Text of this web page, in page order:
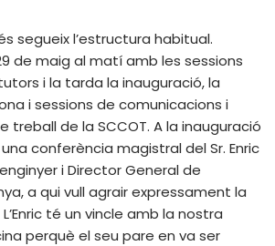
segueix l’estructura habitual.
de maig al matí amb les sessions
i la tarda la inauguració, la
i sessions de comunicacions i
treball de la SCCOT. A la inauguració
conferència magistral del Sr. Enric
i Director General de
a qui vull agrair expressament la
té un vincle amb la nostra
perquè el seu pare en va ser